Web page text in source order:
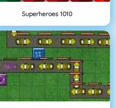
Superheroes 1010